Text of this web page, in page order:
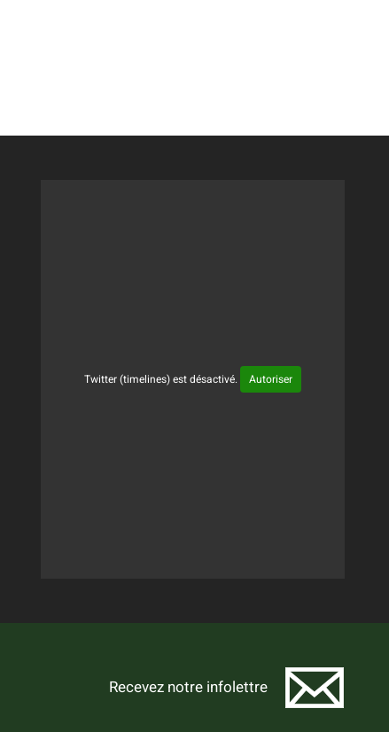
Twitter (timelines) est désactivé. Autoriser
Recevez notre infolettre